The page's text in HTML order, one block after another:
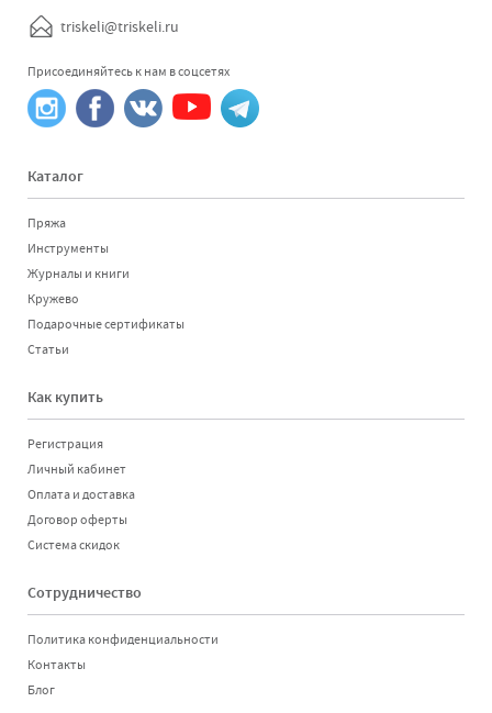
triskeli@triskeli.ru
Присоединяйтесь к нам в соцсетях
Каталог
Пряжа
Инструменты
Журналы и книги
Кружево
Подарочные сертификаты
Статьи
Как купить
Регистрация
Личный кабинет
Оплата и доставка
Договор оферты
Система скидок
Сотрудничество
Политика конфиденциальности
Контакты
Блог